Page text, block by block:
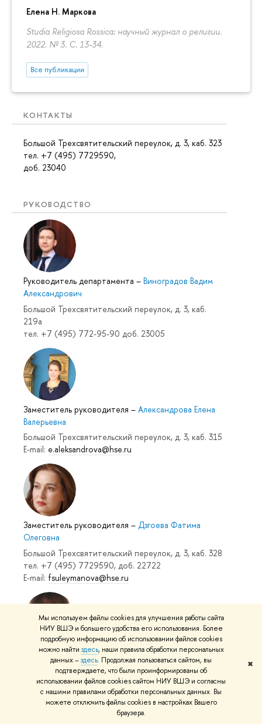
Мы используем файлы cookies для улучшения работы сайта
НИУ ВШЭ и большего удобства его использования. Более
подробную информацию об использовании файлов cookies
можно найти здесь, наши правила обработки персональных
данных –здесь. Продолжая пользоваться сайтом, вы
подтверждаете, что были проинформированы об
использовании файлов cookies сайтом НИУ ВШЭ и согласны
с нашими правилами обработки персональных данных. Вы
можете отключить файлы cookies в настройках Вашего
браузера.
✖
Елена Н. Маркова
Studia Religiosa Rossica: научный журнал о религии.
2022. № 3. С. 13-34.
Все публикации
КОНТАКТЫ
Большой Трехсвятительский переулок, д. 3, каб. 323
тел. +7 (495) 7729590,
доб. 23040
РУКОВОДСТВО
Руководитель департамента – Виноградов Вадим
Александрович
Большой Трехсвятительский переулок, д. 3, каб.
219a
тел. +7 (495) 772-95-90 доб. 23005
Заместитель руководителя – Александрова Елена
Валерьевна
Большой Трехсвятительский переулок, д. 3, каб. 315
E-mail: e.aleksandrova@hse.ru
Заместитель руководителя – Дзгоева Фатима
Олеговна
Большой Трехсвятительский переулок, д. 3, каб. 328
тел. +7 (495) 7729590, доб. 22722
E-mail: fsuleymanova@hse.ru
Менеджер–Тактарова Альфия Рифатовна
Большой Трехсвятительский переулок, д. 3, каб. 323
тел. +7 (495) 7729590, доб. 23040
E-mail:ataktarova@hse.ru